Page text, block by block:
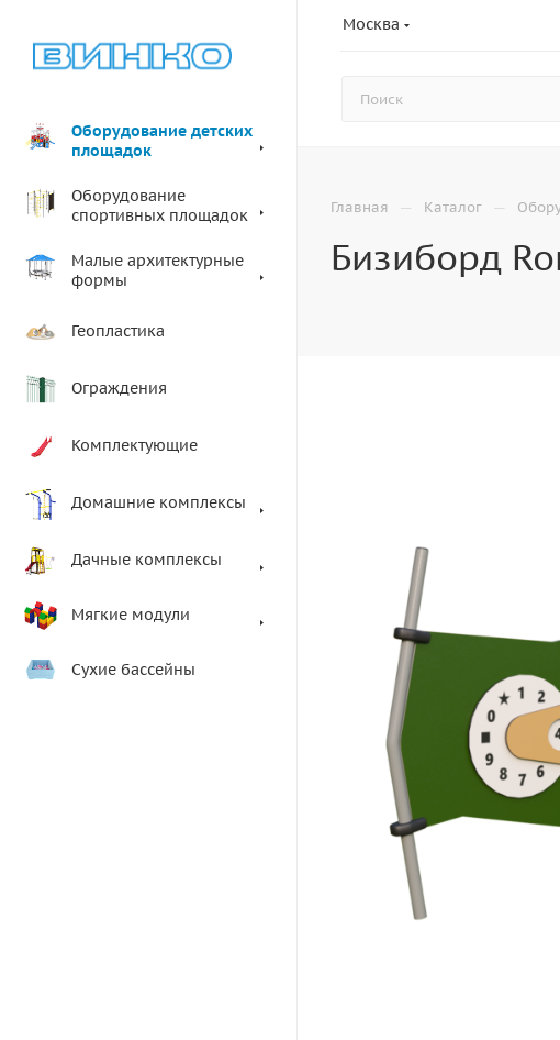
Москва
Оборудование детских
площадок
Оборудование
спортивных площадок
Малые архитектурные
формы
Геопластика
Ограждения
Комплектующие
Домашние комплексы
Дачные комплексы
Мягкие модули
Сухие бассейны
Главная — Каталог —
Бизиборд